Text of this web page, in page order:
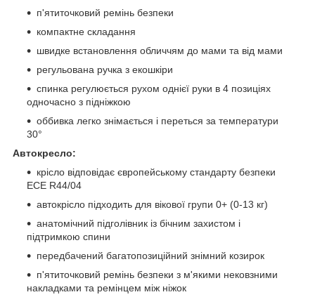
п'ятиточковий ремінь безпеки
компактне складання
швидке встановлення обличчям до мами та від мами
регульована ручка з екошкіри
спинка регулюється рухом однієї руки в 4 позиціях
одночасно з підніжкою
оббивка легко знімається і переться за температури
30°
Автокресло:
крісло відповідає європейському стандарту безпеки
ECE R44/04
автокрісло підходить для вікової групи 0+ (0-13 кг)
анатомічний підголівник із бічним захистом і
підтримкою спини
передбачений багатопозиційний знімний козирок
п'ятиточковий ремінь безпеки з м'якими нековзними
накладками та ремінцем між ніжок